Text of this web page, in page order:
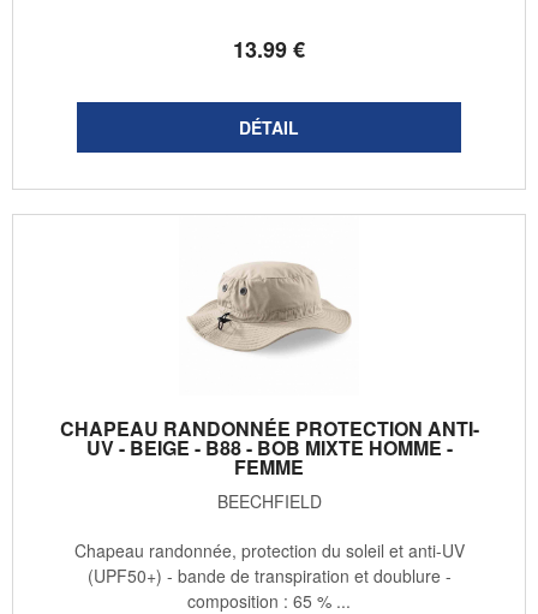
13.99€
CHAPEAU RANDONNÉE PROTECTION ANTI-
UV - BEIGE - B88 - BOB MIXTE HOMME -
FEMME
BEECHFIELD
Chapeau randonnée, protection du soleil et anti-UV
(UPF50+) - bande de transpiration et doublure -
composition : 65 % ...